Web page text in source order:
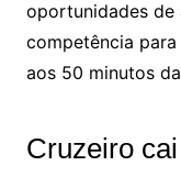
oportunidades de
competência
aos 50 minutos
Cruzeiro